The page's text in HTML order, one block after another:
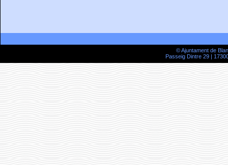
© Ajuntament de
Passeig Dintre 29 |